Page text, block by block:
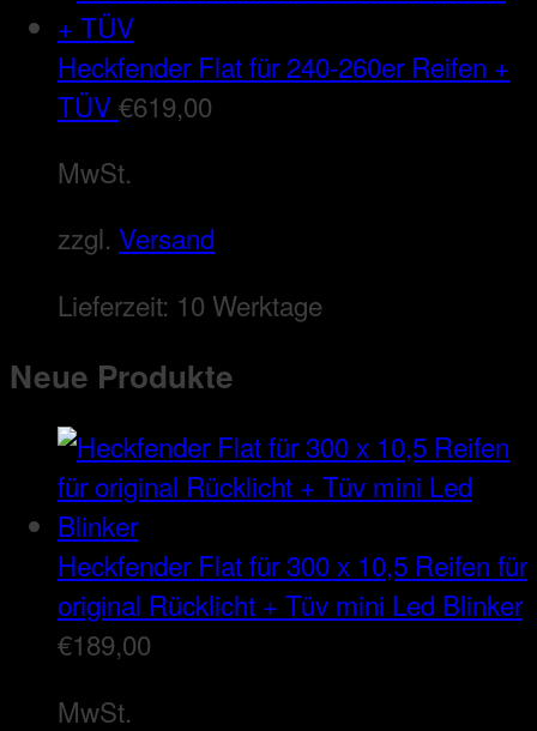
Heckfender Flat für 240-260er Reifen +
TÜV€619,00
MwSt.
zzgl. Versand
Lieferzeit: 10 Werktage
Neue Produkte
Heckfender Flat für 300 x 10,5 Reifen für
original Rücklicht + Tüv mini Led Blinker
€189,00
MwSt.